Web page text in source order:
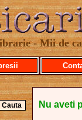
- Mii de
Nu aveti